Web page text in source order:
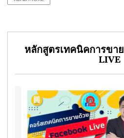
หลักสูตรเทคนิคการขาย
LIVE